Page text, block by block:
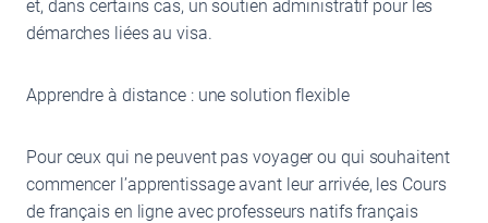
et, dans certains cas, un soutien administratif pour les
démarches liées au visa.
Apprendre à distance : une solution flexible
Pour ceux qui ne peuvent pas voyager ou qui souhaitent
commencer l’apprentissage avant leur arrivée, les Cours
de français en ligne avec professeurs natifs français